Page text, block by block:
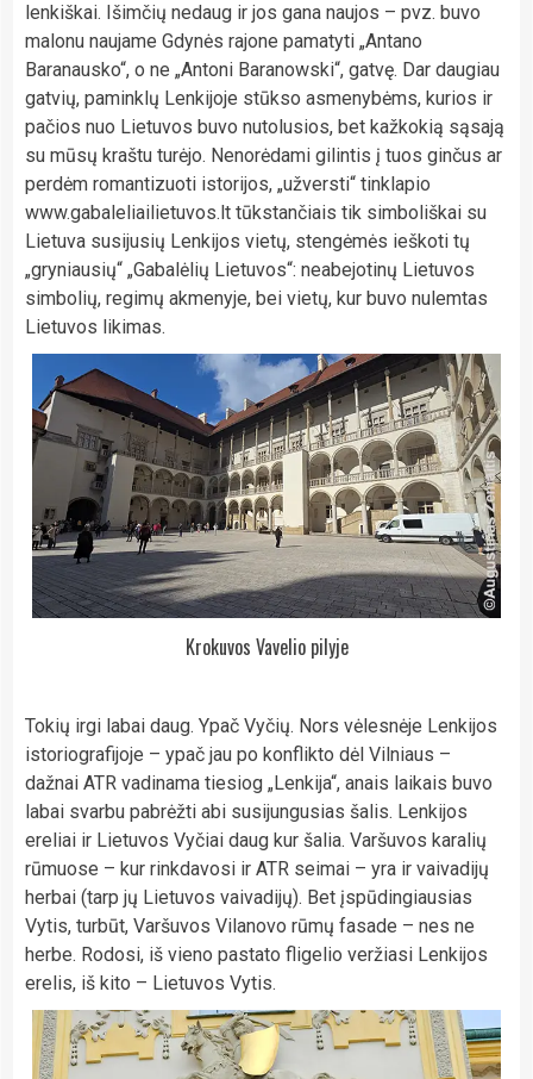
lenkiškai. Išimčių nedaug ir jos gana naujos – pvz. buvo
malonu naujame Gdynės rajone pamatyti „Antano
Baranausko“, o ne „Antoni Baranowski“, gatvę. Dar daugiau
gatvių, paminklų Lenkijoje stūkso asmenybėms, kurios ir
pačios nuo Lietuvos buvo nutolusios, bet kažkokią sąsają
su mūsų kraštu turėjo. Nenorėdami gilintis į tuos ginčus ar
perdėm romantizuoti istorijos, „užversti“ tinklapio
www.gabaleliailietuvos.lt tūkstančiais tik simboliškai su
Lietuva susijusių Lenkijos vietų, stengėmės ieškoti tų
„gryniausių“ „Gabalėlių Lietuvos“: neabejotinų Lietuvos
simbolių, regimų akmenyje, bei vietų, kur buvo nulemtas
Lietuvos likimas.
Krokuvos Vavelio pilyje
Tokių irgi labai daug. Ypač Vyčių. Nors vėlesnėje Lenkijos
istoriografijoje – ypač jau po konflikto dėl Vilniaus –
dažnai ATR vadinama tiesiog „Lenkija“, anais laikais buvo
labai svarbu pabrėžti abi susijungusias šalis. Lenkijos
ereliai ir Lietuvos Vyčiai daug kur šalia. Varšuvos karalių
rūmuose – kur rinkdavosi ir ATR seimai – yra ir vaivadijų
herbai (tarp jų Lietuvos vaivadijų). Bet įspūdingiausias
Vytis, turbūt, Varšuvos Vilanovo rūmų fasade – nes ne
herbe. Rodosi, iš vieno pastato fligelio veržiasi Lenkijos
erelis, iš kito – Lietuvos Vytis.